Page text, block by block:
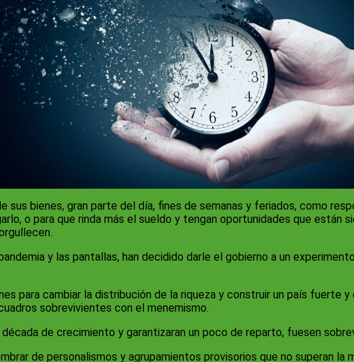
sus bienes, gran parte del día, fines de semanas y feriados, como
o para que rinda más el sueldo y tengan oportunidades que están
y las pantallas, han decidido darle el gobierno a un
para cambiar la distribución de la riqueza y construir un país fuerte
sobrevivientes con el menemismo.
década de crecimiento y garantizaran un poco de reparto, fuesen
de personalismos y agrupamientos provisorios que no superan